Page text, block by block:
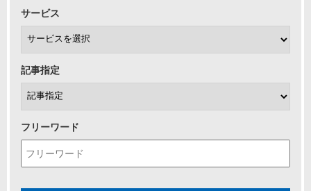
サービス
記事指定
フリーワード